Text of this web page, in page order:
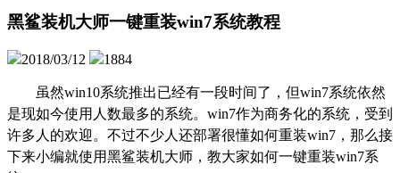
黑鲨装机大师一键重装win7系统教程
2018/03/12 1884
虽然win10系统推出已经有一段时间了，但win7系统依然
是现如今使用人数最多的系统。win7作为商务化的系统，受到
许多人的欢迎。不过不少人还部署很懂如何重装win7，那么接
下来小编就使用黑鲨装机大师，教大家如何一键重装win7系